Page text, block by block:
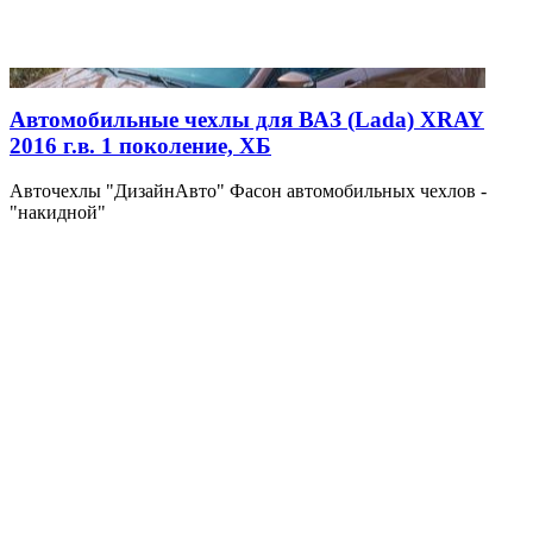
Автомобильные чехлы для ВАЗ (Lada) XRAY
2016 г.в. 1 поколение, ХБ
Авточехлы "ДизайнАвто" Фасон автомобильных чехлов -
"накидной"